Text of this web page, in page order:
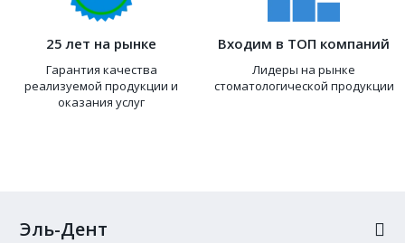
25 лет на рынке
Гарантия качества
реализуемой продукции и
оказания услуг
Входим в ТОП компаний
Лидеры на рынке
стоматологической продукции
Эль-Дент